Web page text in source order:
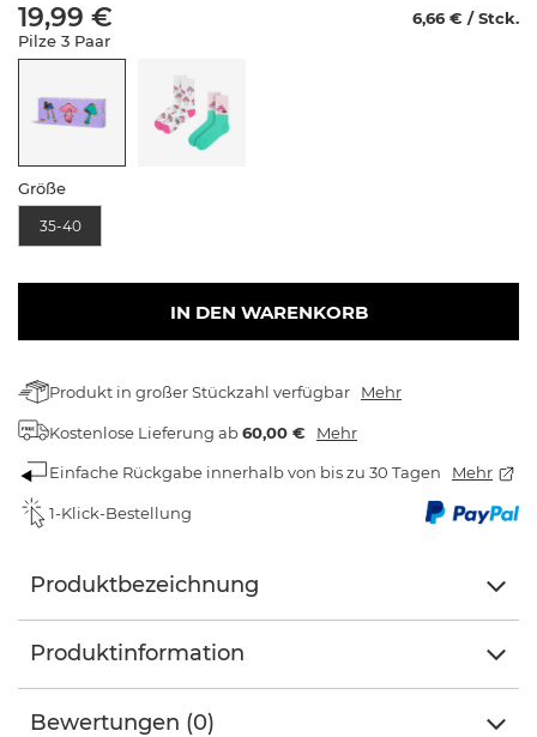
19,99 €
6,66 € / Stck.
Pilze 3 Paar
Größe
35-40
IN DEN WARENKORB
Produkt in großer Stückzahl verfügbar Mehr
Kostenlose Lieferung ab60,00 € Mehr
Einfache Rückgabe innerhalb von bis zu 30 Tagen Mehr
1-Klick-Bestellung
Produktbezeichnung
Produktinformation
Bewertungen (0)